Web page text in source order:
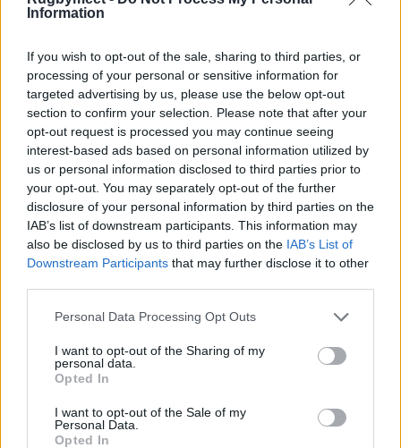
Information
If you wish to opt-out of the sale, sharing to third parties, or
processing of your personal or sensitive information for
targeted advertising by us, please use the below opt-out
section to confirm your selection. Please note that after your
opt-out request is processed you may continue seeing
interest-based ads based on personal information utilized by
us or personal information disclosed to third parties prior to
your opt-out. You may separately opt-out of the further
disclosure of your personal information by third parties on the
IAB’s list of downstream participants. This information may
also be disclosed by us to third parties on the IAB’s List of
Downstream Participants that may further disclose it to other
Personal Data Processing Opt Outs
I want to opt-out of the Sharing of my
personal data.
Opted In
I want to opt-out of the Sale of my
Personal Data.
Opted In